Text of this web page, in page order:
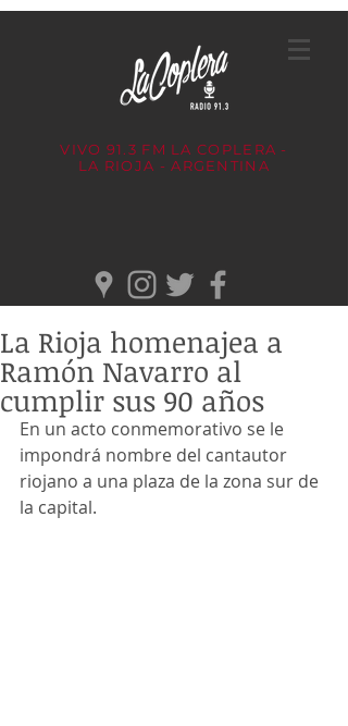
VIVO 91.3 FM LA COPLERA -
LA RIOJA - ARGENTINA
La Rioja homenajea a
Ramón Navarro al
cumplir sus 90 años
En un acto conmemorativo se le
impondrá nombre del cantautor
riojano a una plaza de la zona sur de
la capital.